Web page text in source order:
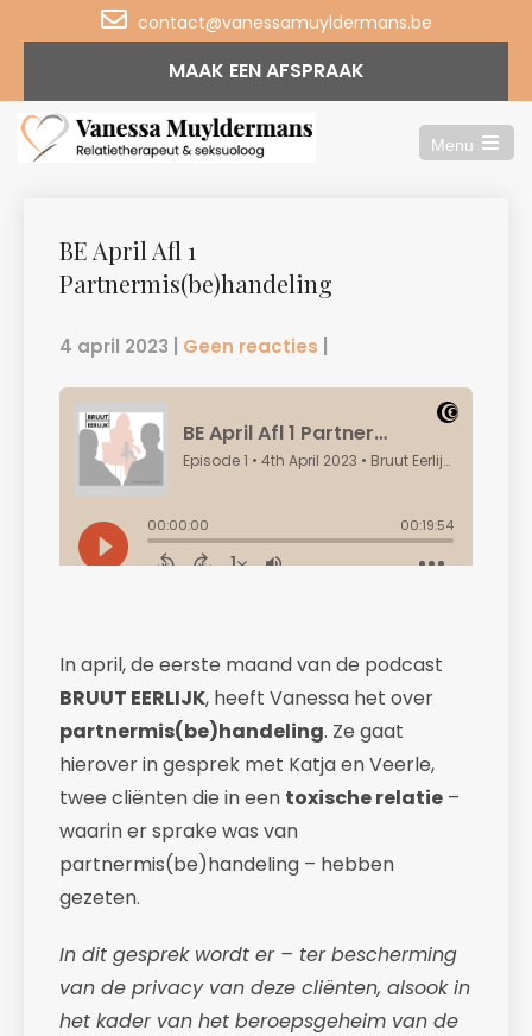
contact@vanessamuyldermans.be
MAAK EEN AFSPRAAK
Menu
Open
BE April Afl 1
Partnermis(be)handeling
4 april 2023 | Geen reacties |
In april, de eerste maand van de podcast
BRUUT EERLIJK, heeft Vanessa het over
partnermis(be)handeling. Ze gaat
hierover in gesprek met Katja en Veerle,
twee cliënten die in een toxische relatie –
waarin er sprake was van
partnermis(be)handeling – hebben
gezeten.
In dit gesprek wordt er – ter bescherming
van de privacy van deze cliënten, alsook in
het kader van het beroepsgeheim van de